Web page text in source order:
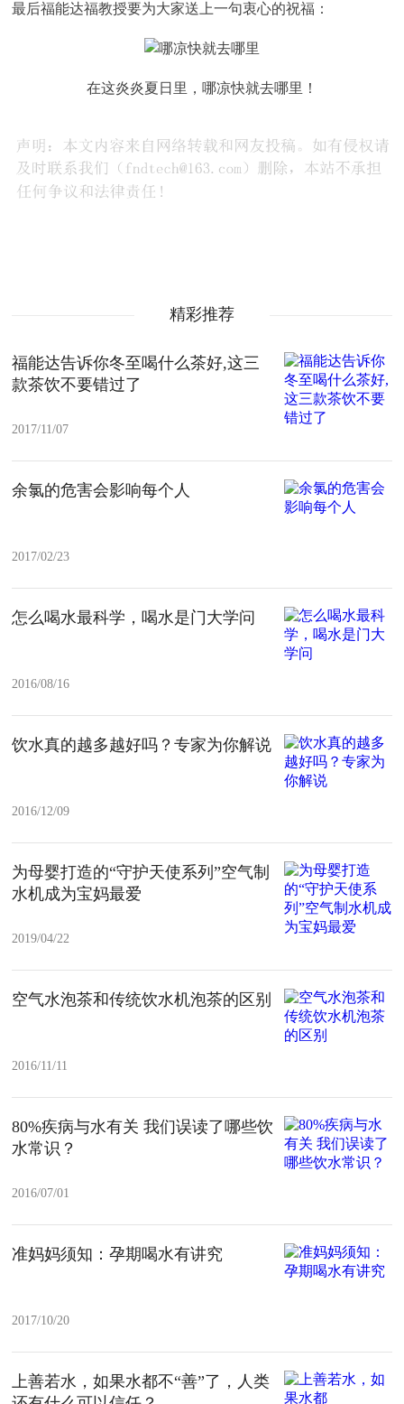
最后福能达福教授要为大家送上一句衷心的祝福：
在这炎炎夏日里，哪凉快就去哪里！
精彩推荐
福能达告诉你冬至喝什么茶好,这三
款茶饮不要错过了
2017/11/07
余氯的危害会影响每个人
2017/02/23
怎么喝水最科学，喝水是门大学问
2016/08/16
饮水真的越多越好吗？专家为你解说
2016/12/09
为母婴打造的“守护天使系列”空气制
水机成为宝妈最爱
2019/04/22
空气水泡茶和传统饮水机泡茶的区别
2016/11/11
80%疾病与水有关 我们误读了哪些饮
水常识？
2016/07/01
准妈妈须知：孕期喝水有讲究
2017/10/20
上善若水，如果水都不“善”了，人类